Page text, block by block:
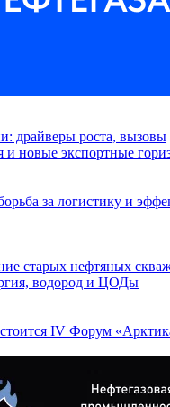
драйверы роста, вызовы
и новые экспортные
за логистику и
старых нефтяных
водород и ЦОДы
IV Форум